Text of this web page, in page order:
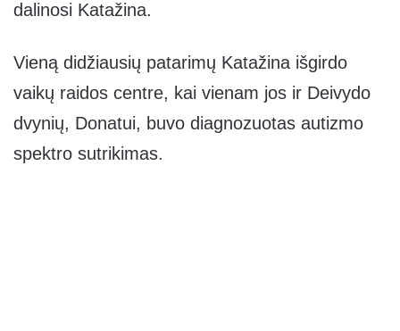
dalinosi Katažina.
Vieną didžiausių patarimų Katažina išgirdo
vaikų raidos centre, kai vienam jos ir Deivydo
dvynių, Donatui, buvo diagnozuotas autizmo
spektro sutrikimas.